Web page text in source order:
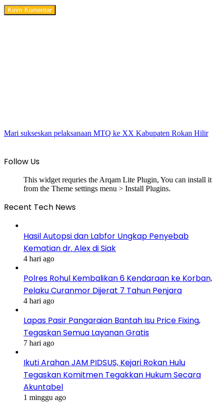
Mari sukseskan pelaksanaan MTQ ke XX Kabupaten Rokan Hilir
Follow Us
This widget requries the Arqam Lite Plugin, You can install it
from the Theme settings menu > Install Plugins.
Recent Tech News
Hasil Autopsi dan Labfor Ungkap Penyebab
Kematian dr. Alex di Siak
4 hari ago
Polres Rohul Kembalikan 6 Kendaraan ke Korban,
Pelaku Curanmor Dijerat 7 Tahun Penjara
4 hari ago
Lapas Pasir Pangaraian Bantah Isu Price Fixing,
Tegaskan Semua Layanan Gratis
7 hari ago
Ikuti Arahan JAM PIDSUS, Kejari Rokan Hulu
Tegaskan Komitmen Tegakkan Hukum Secara
Akuntabel
1 minggu ago